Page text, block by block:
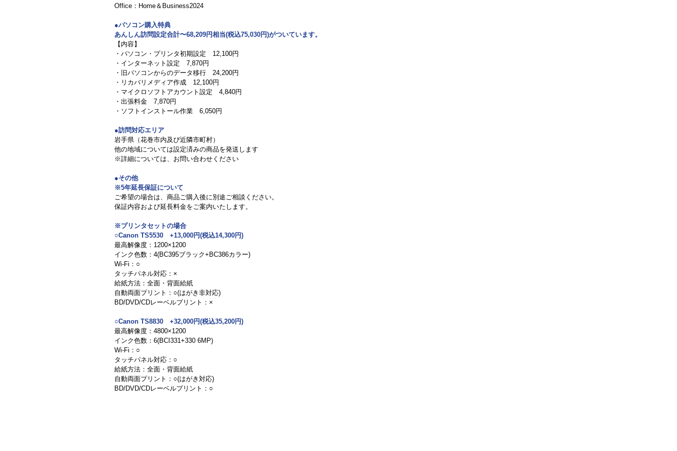
Office：Home＆Business2024
●パソコン購入特典
あんしん訪問設定合計〜68,209円相当(税込75,030円)がついています。
【内容】
・パソコン・プリンタ初期設定　12,100円
・インターネット設定　7,870円
・旧パソコンからのデータ移行　24,200円
・リカバリメディア作成　12,100円
・マイクロソフトアカウント設定　4,840円
・出張料金　7,870円
・ソフトインストール作業　6,050円
●訪問対応エリア
岩手県（花巻市内及び近隣市町村）
他の地域については設定済みの商品を発送します
※詳細については、お問い合わせください
●その他
※5年延長保証について
ご希望の場合は、商品ご購入後に別途ご相談ください。
保証内容および延長料金をご案内いたします。
※プリンタセットの場合
○Canon TS5530　+13,000円(税込14,300円)
最高解像度：1200×1200
インク色数：4(BC395ブラック+BC386カラー)
Wi-Fi：○
タッチパネル対応：×
給紙方法：全面・背面給紙
自動両面プリント：○(はがき非対応)
BD/DVD/CDレーベルプリント：×
○Canon TS8830　+32,000円(税込35,200円)
最高解像度：4800×1200
インク色数：6(BCI331+330 6MP)
Wi-Fi：○
タッチパネル対応：○
給紙方法：全面・背面給紙
自動両面プリント：○(はがき対応)
BD/DVD/CDレーベルプリント：○